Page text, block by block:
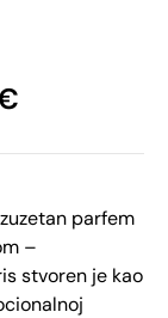
parfem
–
stvoren je kao